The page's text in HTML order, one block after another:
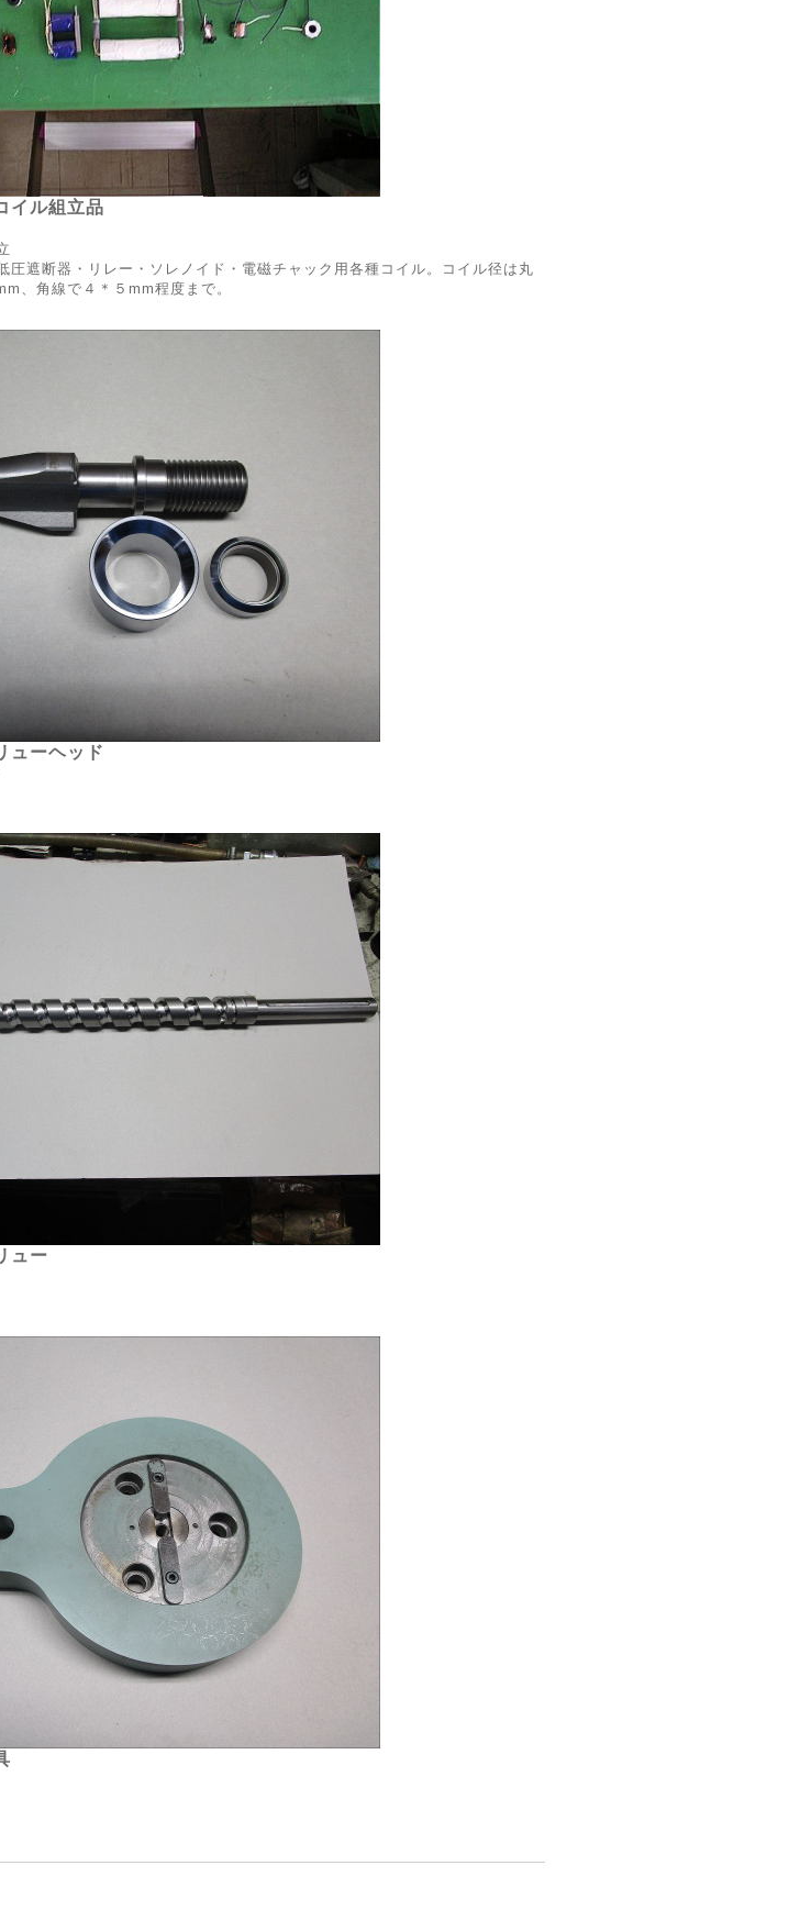
イル組立品
圧遮断器・リレー・ソレノイド・電磁チャック用各種コイル。コイル径は丸
、角線で４＊５mm程度まで。
ューヘッド
ュー